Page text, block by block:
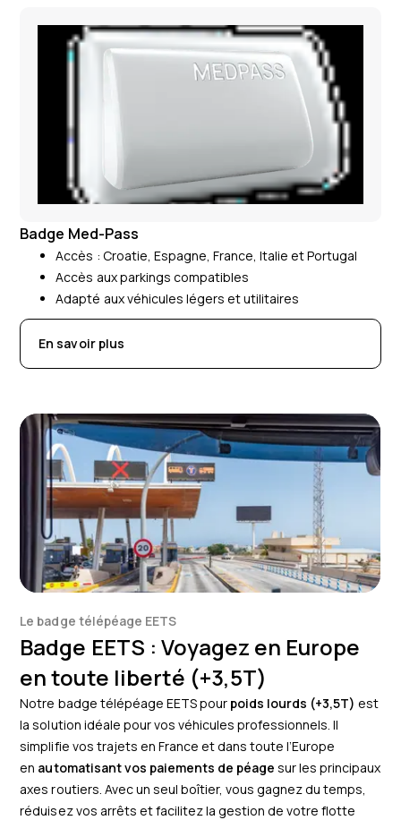
Badge Med-Pass
Accès : Croatie, Espagne, France, Italie et Portugal
Accès aux parkings compatibles
Adapté aux véhicules légers et utilitaires
En savoir plus
Le badge télépéage EETS
Badge EETS : Voyagez en Europe
en toute liberté (+3,5T)
Notre badge télépéage EETS pour poids lourds (+3,5T) est
la solution idéale pour vos véhicules professionnels. Il
simplifie vos trajets en France et dans toute l’Europe
en automatisant vos paiements de péage sur les principaux
axes routiers. Avec un seul boîtier, vous gagnez du temps,
réduisez vos arrêts et facilitez la gestion de votre flotte